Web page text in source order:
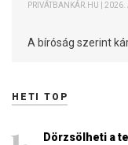
PRIVÁTBANKÁR.HU | 2026.
A bíróság szerint
HETI TOP
Dörzsölheti a